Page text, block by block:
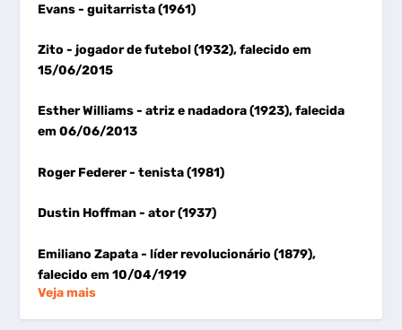
Evans- guitarrista (1961)
Zito- jogador de futebol (1932), falecido em
15/06/2015
Esther Williams- atriz e nadadora (1923), falecida
em 06/06/2013
Roger Federer- tenista (1981)
Dustin Hoffman- ator (1937)
Emiliano Zapata- líder revolucionário (1879),
falecido em 10/04/1919
Veja mais